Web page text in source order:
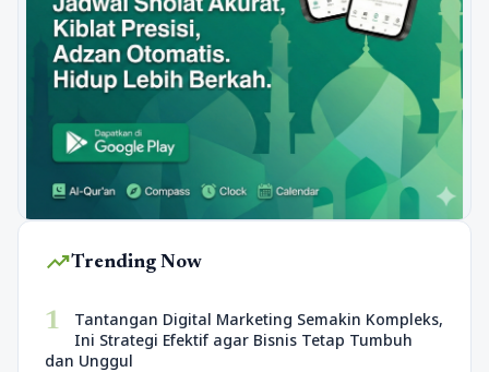
trending_upTrending Now
1
Tantangan Digital Marketing Semakin Kompleks,
Ini Strategi Efektif agar Bisnis Tetap Tumbuh
dan Unggul